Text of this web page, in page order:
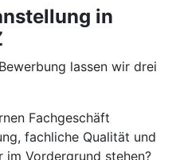
in
lassen wir drei
Fachgeschäft
fachliche Qualität und
im Vordergrund stehen?